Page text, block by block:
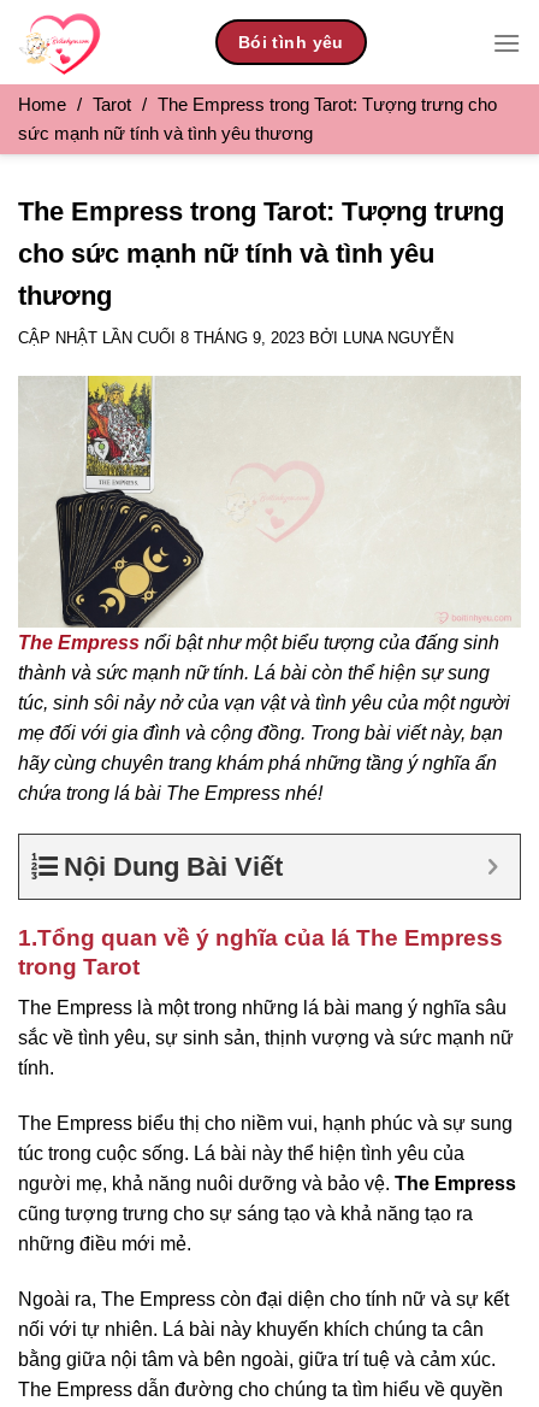
content
Bói tình yêu
Home / Tarot / The Empress trong Tarot: Tượng trưng cho
sức mạnh nữ tính và tình yêu thương
The Empress trong Tarot: Tượng trưng
cho sức mạnh nữ tính và tình yêu
thương
CẬP NHẬT LẦN CUỐI 8 THÁNG 9, 2023 BỞI LUNA NGUYỄN
The Empress nổi bật như một biểu tượng của đấng sinh
thành và sức mạnh nữ tính. Lá bài còn thể hiện sự sung
túc, sinh sôi nảy nở của vạn vật và tình yêu của một người
mẹ đối với gia đình và cộng đồng. Trong bài viết này, bạn
hãy cùng chuyên trang khám phá những tầng ý nghĩa ẩn
chứa trong lá bài The Empress nhé!
Nội Dung Bài Viết
1.Tổng quan về ý nghĩa của lá The Empress
trong Tarot
The Empress là một trong những lá bài mang ý nghĩa sâu
sắc về tình yêu, sự sinh sản, thịnh vượng và sức mạnh nữ
tính.
The Empress biểu thị cho niềm vui, hạnh phúc và sự sung
túc trong cuộc sống. Lá bài này thể hiện tình yêu của
người mẹ, khả năng nuôi dưỡng và bảo vệ. The Empress
cũng tượng trưng cho sự sáng tạo và khả năng tạo ra
những điều mới mẻ.
Ngoài ra, The Empress còn đại diện cho tính nữ và sự kết
nối với tự nhiên. Lá bài này khuyến khích chúng ta cân
bằng giữa nội tâm và bên ngoài, giữa trí tuệ và cảm xúc.
The Empress dẫn đường cho chúng ta tìm hiểu về quyền